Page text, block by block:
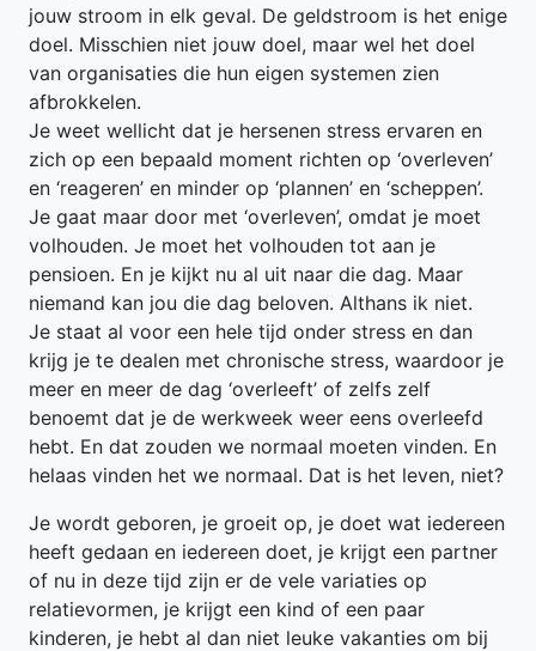
jouw stroom in elk geval. De geldstroom is het enige
doel. Misschien niet jouw doel, maar wel het doel
van organisaties die hun eigen systemen zien
afbrokkelen.
Je weet wellicht dat je hersenen stress ervaren en
zich op een bepaald moment richten op ‘overleven’
en ‘reageren’ en minder op ‘plannen’ en ‘scheppen’.
Je gaat maar door met ‘overleven’, omdat je moet
volhouden. Je moet het volhouden tot aan je
pensioen. En je kijkt nu al uit naar die dag. Maar
niemand kan jou die dag beloven. Althans ik niet.
Je staat al voor een hele tijd onder stress en dan
krijg je te dealen met chronische stress, waardoor je
meer en meer de dag ‘overleeft’ of zelfs zelf
benoemt dat je de werkweek weer eens overleefd
hebt. En dat zouden we normaal moeten vinden. En
helaas vinden het we normaal. Dat is het leven, niet?
Je wordt geboren, je groeit op, je doet wat iedereen
heeft gedaan en iedereen doet, je krijgt een partner
of nu in deze tijd zijn er de vele variaties op
relatievormen, je krijgt een kind of een paar
kinderen, je hebt al dan niet leuke vakanties om bij